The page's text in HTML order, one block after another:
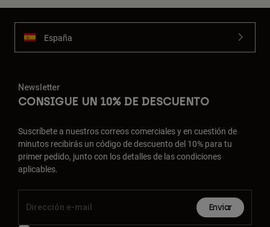
España
Newsletter
CONSIGUE UN 10% DE DESCUENTO
Suscríbete a nuestros correos comerciales y en cuestión de
minutos recibirás un código de descuento del 10% para tu
primer pedido, junto con los detalles de las condiciones
aplicables.
Enviar